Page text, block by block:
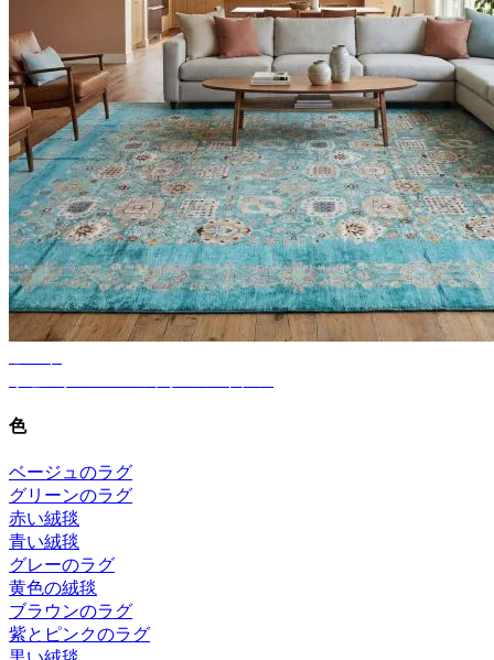
色
ベージュのラグ
グリーンのラグ
赤い絨毯
青い絨毯
グレーのラグ
黄色の絨毯
ブラウンのラグ
紫とピンクのラグ